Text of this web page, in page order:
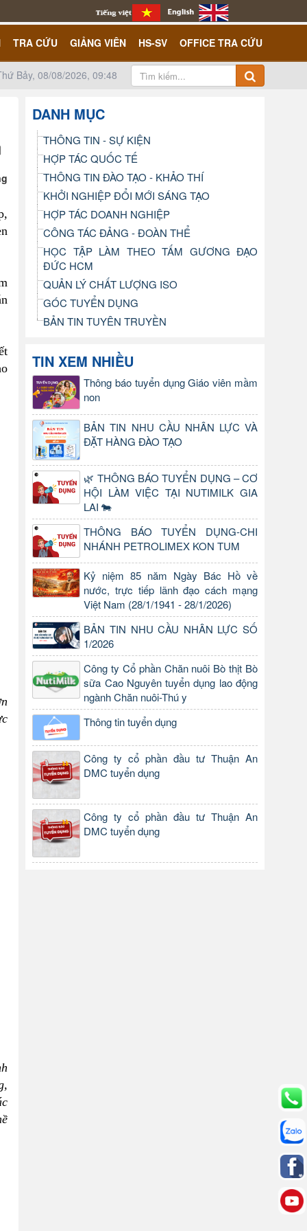
TRA CỨU GIẢNG VIÊN HS-SV OFFICE TRA CỨU
Bảy, 08/08/2026, 09:48
DANH MỤC
THÔNG TIN - SỰ KIỆN
HỢP TÁC QUỐC TẾ
THÔNG TIN ĐÀO TẠO - KHẢO THÍ
KHỞI NGHIỆP ĐỔI MỚI SÁNG TẠO
HỢP TÁC DOANH NGHIỆP
CÔNG TÁC ĐẢNG - ĐOÀN THỂ
HỌC TẬP LÀM THEO TẤM GƯƠNG ĐẠO
ĐỨC HCM
QUẢN LÝ CHẤT LƯỢNG ISO
GÓC TUYỂN DỤNG
BẢN TIN TUYÊN TRUYỀN
TIN XEM NHIỀU
Thông báo tuyển dụng Giáo viên mầm
non
BẢN TIN NHU CẦU NHÂN LỰC VÀ
ĐẶT HÀNG ĐÀO TẠO
🌿 THÔNG BÁO TUYỂN DỤNG – CƠ
HỘI LÀM VIỆC TẠI NUTIMILK GIA
LAI 🐄
THÔNG BÁO TUYỂN DỤNG-CHI
NHÁNH PETROLIMEX KON TUM
Kỷ niệm 85 năm Ngày Bác Hồ về
nước, trực tiếp lãnh đạo cách mạng
Việt Nam (28/1/1941 - 28/1/2026)
BẢN TIN NHU CẦU NHÂN LỰC SỐ
1/2026
Công ty Cổ phần Chăn nuôi Bò thịt Bò
sữa Cao Nguyên tuyển dụng lao động
ngành Chăn nuôi-Thú y
Thông tin tuyển dụng
Công ty cổ phần đầu tư Thuận An
DMC tuyển dụng
Công ty cổ phần đầu tư Thuận An
DMC tuyển dụng